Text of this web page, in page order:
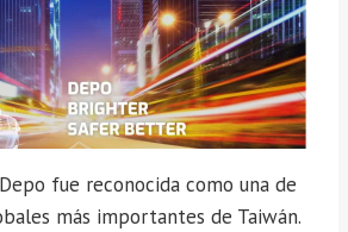
fue reconocida como una de
más importantes de Taiwán.